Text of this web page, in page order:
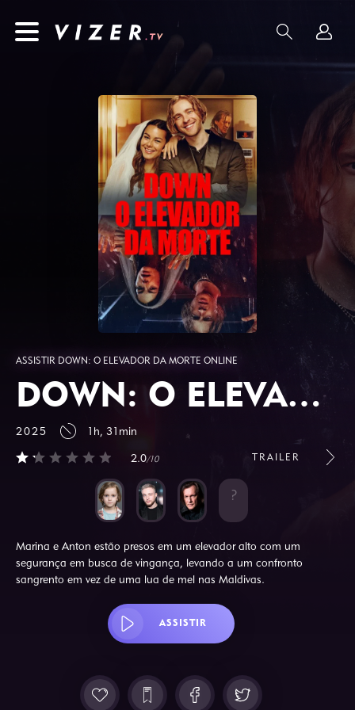
ASSISTIR DOWN: O ELEVADOR DA MORTE ONLINE
DOWN: O ELEVADOR DA MORTE
2025 1h, 31min
2.0/10 TRAILER
Marina e Anton estão presos em um elevador alto com um
segurança em busca de vingança, levando a um confronto
sangrento em vez de uma lua de mel nas Maldivas.
ASSISTIR